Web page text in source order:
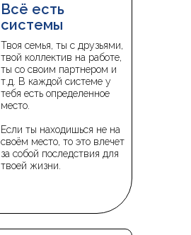
Твоя семья, ты с друзьями,
твой коллектив на работе,
ты со своим партнером и
т.д. В каждой системе у
тебя есть определенное
место.
Если ты находишься не на
своём место, то это влечет
за собой последствия для
твоей жизни.
Всё есть
системы